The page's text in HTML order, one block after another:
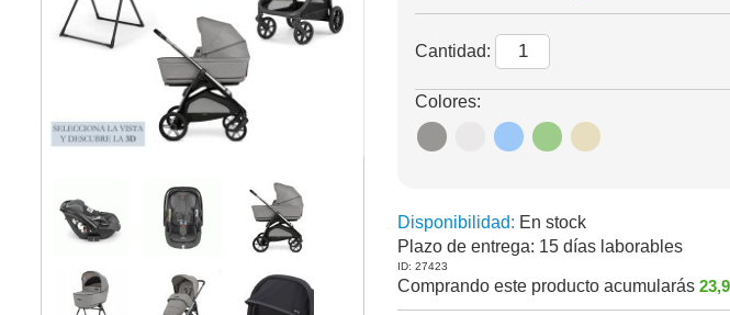
Cantidad:
Colores:
Disponibilidad: En stock
Plazo de entrega: 15 días laborables
ID: 27423
Comprando este producto acumularás